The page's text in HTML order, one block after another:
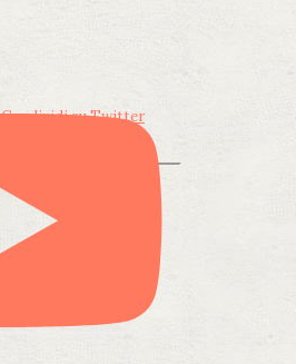
Condividi su Twitter